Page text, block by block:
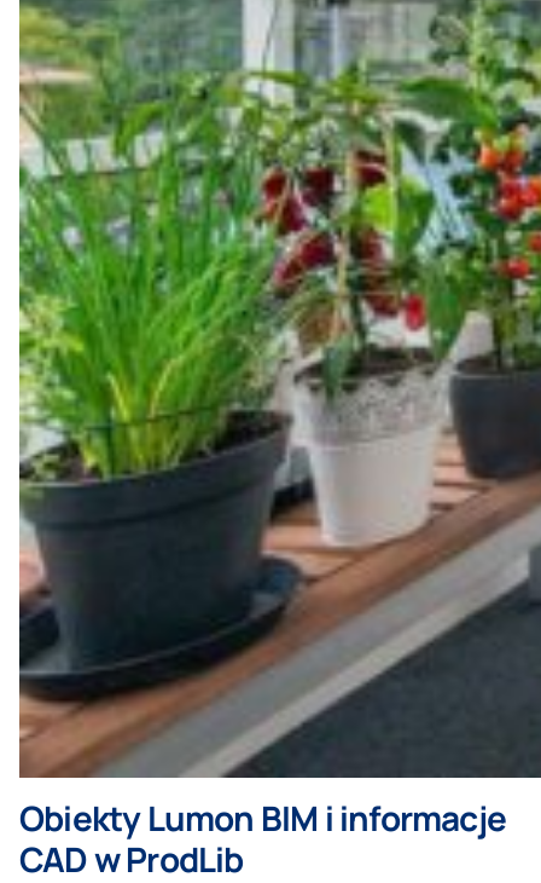
Klient indywidualny
O nas
SKONTAKTUJ SIĘ Z NAMI
Obiekty Lumon BIM i informacje
CAD w ProdLib